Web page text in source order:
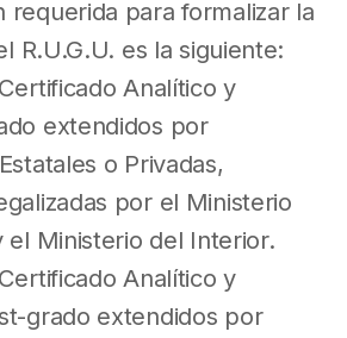
requerida para formalizar la
R.U.G.U. es la siguiente:
Analítico y
extendidos por
o Privadas,
por el Ministerio
el Ministerio del Interior.
Analítico y
grado extendidos por